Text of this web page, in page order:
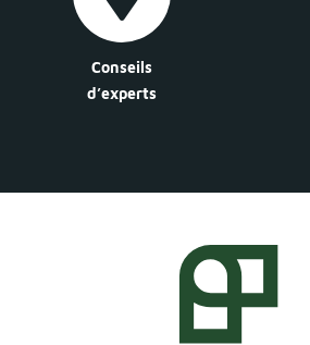
Conseils
d’experts